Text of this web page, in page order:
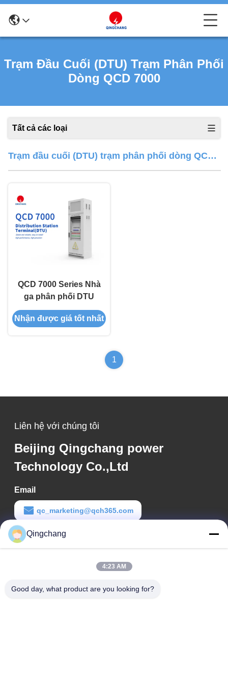
Trạm Đầu Cuối (DTU) Trạm Phân Phối
Dòng QCD 7000
Tất cả các loại
Trạm đầu cuối (DTU) trạm phân phối dòng QCD
7000
QCD 7000 Series Nhà
ga phân phối DTU
Nhận được giá tốt nhất
1
Liên hệ với chúng tôi
Beijing Qingchang power
Technology Co.,Ltd
Email
qc_marketing@qch365.com
Thời gian làm việc
00:00-23:59
Địa chỉ công ty
Qingchang
4:23 AM
Good day, what product are you looking for?